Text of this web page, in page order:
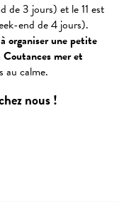
de 3 jours) et le 11 est
end de 4 jours).
organiser une petite
Coutances mer et
au calme.
nous !
aux